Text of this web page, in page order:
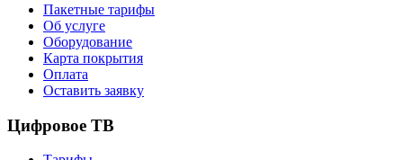
Пакетные тарифы
Об услуге
Оборудование
Карта покрытия
Оплата
Оставить заявку
Цифровое ТВ